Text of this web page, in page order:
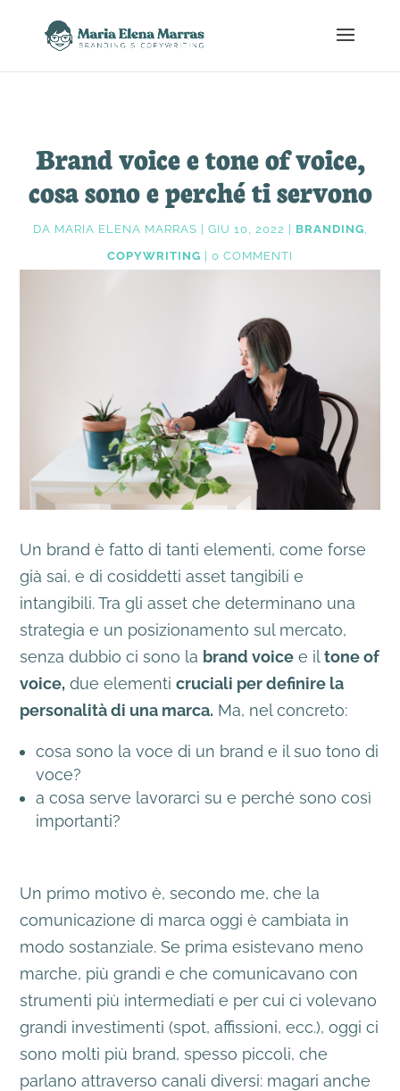
Brand voice e tone of voice,
cosa sono e perché ti servono
DA MARIA ELENA MARRAS GIU 10, 2022 BRANDING,
COPYWRITING
0 COMMENTI
Un brand è fatto di tanti elementi, come forse
già sai, e di cosiddetti asset tangibili e
intangibili. Tra gli asset che determinano una
strategia e un posizionamento sul mercato,
senza dubbio ci sono la brand voice e iltone of
voice, due elementicruciali per definire la
personalità di una marca. Ma, nel concreto:
cosa sono la voce di un brand e il suo tono di
voce?
a cosa serve lavorarci su e perché sono così
importanti?
Un primo motivo è, secondo me, che la
comunicazione di marca oggi è cambiata in
modo sostanziale. Se prima esistevano meno
marche, più grandi e che comunicavano con
strumenti più intermediati e per cui ci volevano
grandi investimenti (spot, affissioni, ecc.), oggi ci
sono molti più brand, spesso piccoli, che
parlano attraverso canali diversi: magari anche